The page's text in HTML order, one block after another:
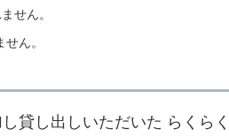
せん。
ん。
貸し出しいただいた らくら